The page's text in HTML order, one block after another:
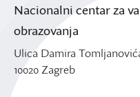
Nacionalni centar za
obrazovanja
Ulica Damira
10020 Zagreb